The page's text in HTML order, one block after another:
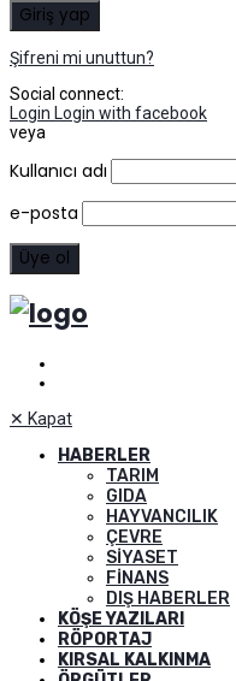
Şifreni mi unuttun?
Social connect:
Login Login with facebook
veya
Kullanıcı adı
e-posta
✕ Kapat
HABERLER
TARIM
GIDA
HAYVANCILIK
ÇEVRE
SIYASET
FINANS
DIŞ HABERLER
KÖŞE YAZILARI
RÖPORTAJ
KIRSAL KALKINMA